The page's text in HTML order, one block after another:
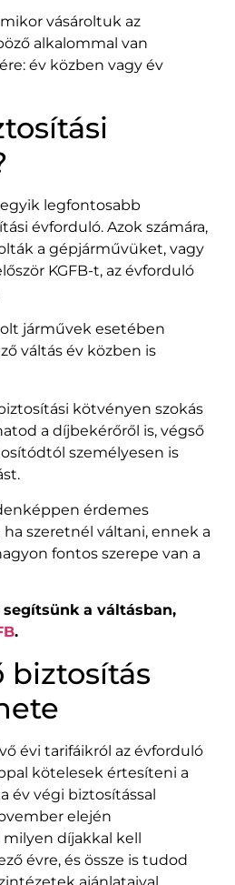
vásároltuk az
alkalommal van
év közben vagy év
legfontosabb
évforduló. Azok számára,
a gépjárművüket, vagy
KGFB-t, az évforduló
járművek esetében
váltás év közben is
kötvényen szokás
a díjbekérőről is, végső
személyesen is
érdemes
szeretnél váltani, ennek a
fontos szerepe van a
a váltásban,
.
biztosítás
évi tarifáikról az évforduló
kötelesek értesíteni a
év végi biztosítással
elején
díjakkal kell
évre, és össze is tudod
ajánlataival.